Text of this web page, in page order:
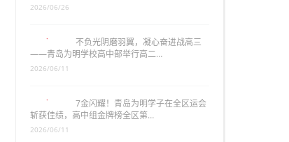
2026/06/26
不负光阴磨羽翼，凝心奋进战高三
——青岛为明学校高中部举行高二…
2026/06/11
7金闪耀！青岛为明学子在全区运会
斩获佳绩，高中组金牌榜全区第…
2026/06/11